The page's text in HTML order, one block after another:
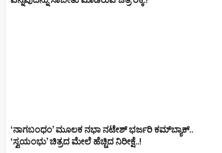
‘ನಾಗಬಂಧಂ’ ಮೂಲಕ ನಭಾ ನಟೇಶ್ ಭರ್ಜರಿ ಕಮ್‌ಬ್ಯಾಕ್..
‘ಸ್ವಯಂಭು’ ಚಿತ್ರದ ಮೇಲೆ ಹೆಚ್ಚಿದ ನಿರೀಕ್ಷೆ..!